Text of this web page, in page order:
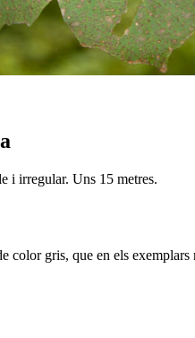
i irregular. Uns 15 metres.
color gris, que en els exemplars